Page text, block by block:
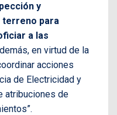
y
terreno para
a las
en virtud de la
acciones
de Electricidad y
atribuciones de